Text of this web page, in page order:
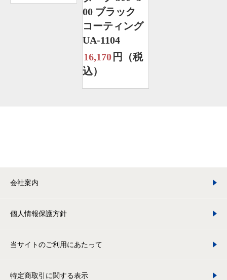
00 ブラック
コーティング
UA-1104
16,170 円（税
込）
会社案内
個人情報保護方針
当サイトのご利用にあたって
特定商取引に関する表示